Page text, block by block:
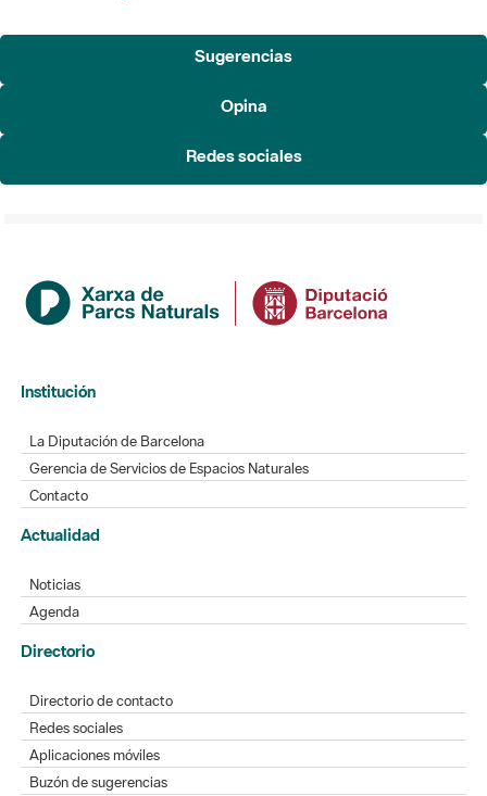
Institución
Gerencia de Servicios de Espacios Naturales
Actualidad
Noticias
Agenda
Directorio de contacto
Redes sociales
Buzón de sugerencias
Opinión sobre los parques